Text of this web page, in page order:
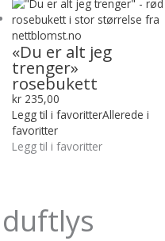
«Du er alt jeg
trenger»
rosebukett
kr235,00
Legg til i favoritterAllerede i
favoritter
Legg til i favoritter